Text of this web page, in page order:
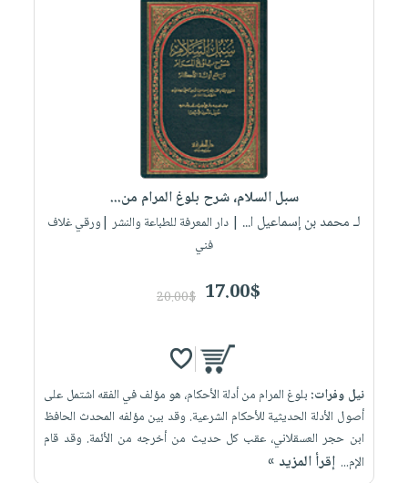
سبل السلام، شرح بلوغ المرام من...
لـ محمد بن إسماعيل ا... | دار المعرفة للطباعة والنشر |ورقي غلاف
فني
17.00$
20.00$
نيل وفرات: بلوغ المرام من أدلة الأحكام، هو مؤلف في الفقه اشتمل على
أصول الأدلة الحديثية للأحكام الشرعية. وقد بين مؤلفه المحدث الحافظ
ابن حجر العسقلاني، عقب كل حديث من أخرجه من الأئمة. وقد قام
الإم... إقرأ المزيد »